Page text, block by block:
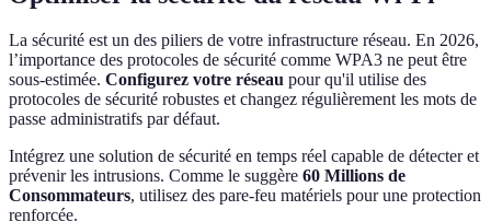
La sécurité est un des piliers de votre infrastructure réseau. En 2026,
l’importance des protocoles de sécurité comme WPA3 ne peut être
sous-estimée. Configurez votre réseau pour qu'il utilise des
protocoles de sécurité robustes et changez régulièrement les mots de
passe administratifs par défaut.
Intégrez une solution de sécurité en temps réel capable de détecter et
prévenir les intrusions. Comme le suggère 60 Millions de
Consommateurs, utilisez des pare-feu matériels pour une protection
renforcée.